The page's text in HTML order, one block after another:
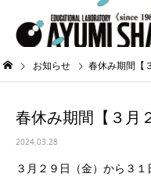
お知らせ 春休み期間【
春休み期間【３月
2024.03.28
３月２９日（金）から３